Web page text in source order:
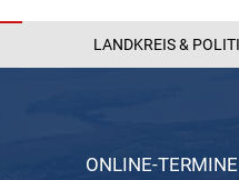
LANDKREIS &
ONLINE-TERMINE